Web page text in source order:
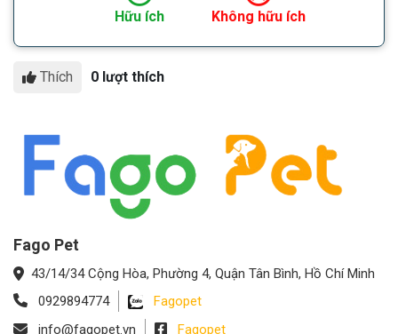
Hữu ích Không hữu ích
Thích 0 lượt thích
Fago Pet
43/14/34 Cộng Hòa, Phường 4, Quận Tân Bình, Hồ Chí Minh
0929894774
Fagopet
info@fagopet.vn
Fagopet